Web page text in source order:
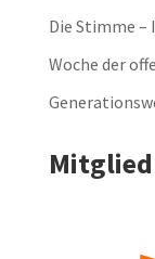
Die Stimme –
Woche der